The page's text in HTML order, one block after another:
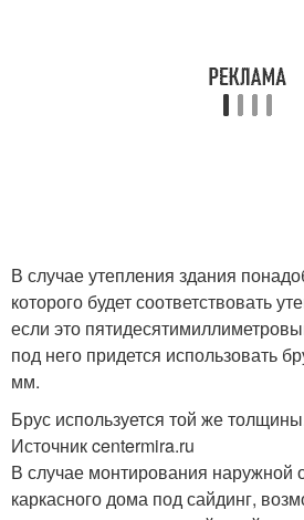
В случае утепления здания
которого будет соответствовать
если это
под него придется использовать
мм.
Брус используется той же
Источник centermira.ru
В случае монтирования наружной
каркасного дома под сайдинг,